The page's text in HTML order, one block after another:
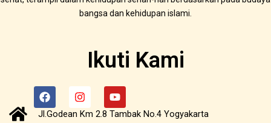
bangsa dan kehidupan islami.
Ikuti Kami
F
a
c
I
n
s
Y
o
u
Jl.Godean Km 2.8 Tambak No.4 Yogyakarta